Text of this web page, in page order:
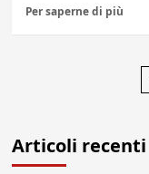
Per saperne di più
Articoli recenti